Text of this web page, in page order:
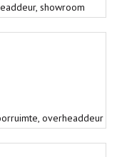
, showroom
, overheaddeur